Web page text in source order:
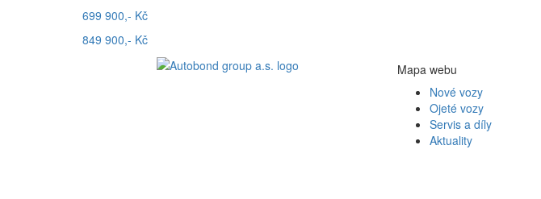
699 900,- Kč
849 900,- Kč
Mapa webu
Nové vozy
Ojeté vozy
Servis a díly
Aktuality